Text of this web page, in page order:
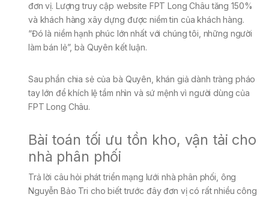
đơn vị. Lượng truy cập website FPT Long Châu tăng 150%
và khách hàng xây dựng được niềm tin của khách hàng.
“Đó là niềm hạnh phúc lớn nhất với chúng tôi, những người
làm bán lẻ”, bà Quyên kết luận.
Sau phần chia sẻ của bà Quyên, khán giả dành tràng pháo
tay lớn để khích lệ tầm nhìn và sứ mệnh vì người dùng của
FPT Long Châu.
Bài toán tối ưu tồn kho, vận tải cho
nhà phân phối
Trả lời câu hỏi phát triển mạng lưới nhà phân phối, ông
Nguyễn Bảo Tri cho biết trước đây đơn vị có rất nhiều công